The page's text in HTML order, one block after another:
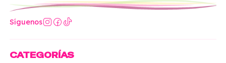
Síguenos
CATEGORÍAS